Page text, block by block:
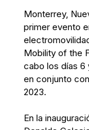
Monterrey,
primer evento
Mobility of the
cabo los días 6
en conjunto
2023.
En la